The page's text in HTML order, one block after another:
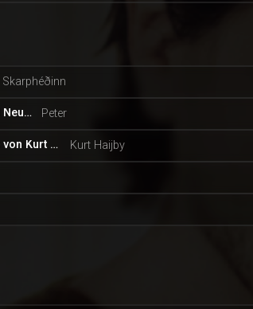
Einfach Liebe – Onlinedates und Neuanfänge Peter
A Royal Secret – Die Geschichte von Kurt Haijby Kurt Haijby
Skarphéðinn